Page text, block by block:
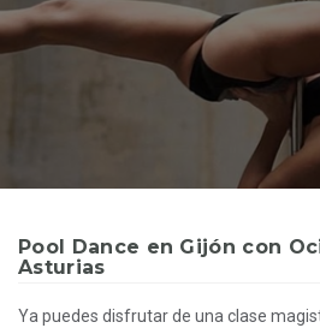
Pool Dance en Gijón con
Asturias
Ya puedes disfrutar de una clase